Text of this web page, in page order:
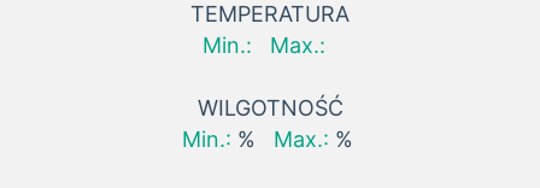
TEMPERATURA
Min.:
Max.:
WILGOTNOŚĆ
Min.: % Max.: %